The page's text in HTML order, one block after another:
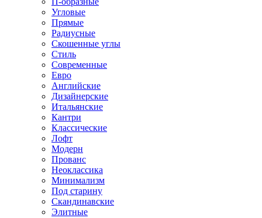
Угловые
Прямые
Радиусные
Скошенные углы
Стиль
Современные
Евро
Английские
Дизайнерские
Итальянские
Кантри
Классические
Лофт
Модерн
Прованс
Неоклассика
Минимализм
Под старину
Скандинавские
Элитные